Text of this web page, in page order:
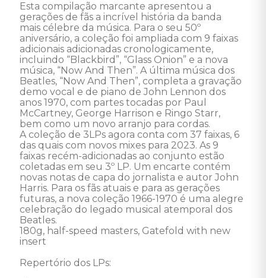
Esta compilação marcante apresentou a
gerações de fãs a incrível história da banda
mais célebre da música. Para o seu 50º
aniversário, a coleção foi ampliada com 9 faixas
adicionais adicionadas cronologicamente,
incluindo “Blackbird”, “Glass Onion” e a nova
música, “Now And Then”. A última música dos
Beatles, “Now And Then”, completa a gravação
demo vocal e de piano de John Lennon dos
anos 1970, com partes tocadas por Paul
McCartney, George Harrison e Ringo Starr,
bem como um novo arranjo para cordas.
A coleção de 3LPs agora conta com 37 faixas, 6
das quais com novos mixes para 2023. As 9
faixas recém-adicionadas ao conjunto estão
coletadas em seu 3º LP. Um encarte contém
novas notas de capa do jornalista e autor John
Harris. Para os fãs atuais e para as gerações
futuras, a nova coleção 1966-1970 é uma alegre
celebração do legado musical atemporal dos
Beatles.
180g, half-speed masters, Gatefold with new
insert
Repertório dos LPs: